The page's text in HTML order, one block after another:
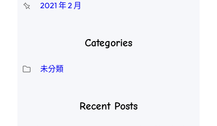
2021 年 2 月
Categories
未分類
Recent Posts